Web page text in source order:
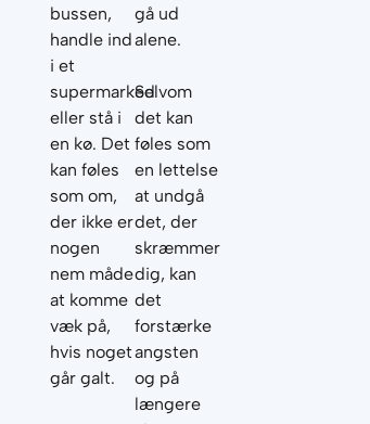
bussen,
handle ind
i et
supermarked
eller stå i
en kø. Det
kan føles
som om,
der ikke er
nogen
nem måde
at komme
væk på,
hvis noget
går galt.
gå ud
alene.
Selvom
det kan
føles som
en lettelse
at undgå
det, der
skræmmer
dig, kan
det
forstærke
angsten
og på
længere